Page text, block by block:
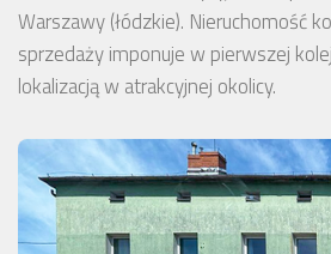
Warszawy (łódzkie). Nieruchomość
sprzedaży imponuje w pierwszej
lokalizacją w atrakcyjnej okolicy.